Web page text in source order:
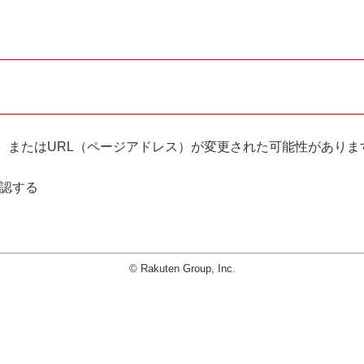
たはURL（ページアドレス）が変更された可能性がありま
する
© Rakuten Group, Inc.